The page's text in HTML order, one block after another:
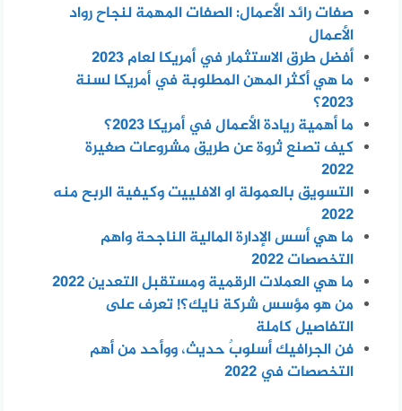
صفات رائد الأعمال: الصفات المهمة لنجاح رواد
الأعمال
أفضل طرق الاستثمار في أمريكا لعام 2023
ما هي أكثر المهن المطلوبة في أمريكا لسنة
2023؟
ما أهمية ريادة الأعمال في أمريكا 2023؟
كيف تصنع ثروة عن طريق مشروعات صغيرة
2022
التسويق بالعمولة او الافلييت وكيفية الربح منه
2022
ما هي أسس الإدارة المالية الناجحة واهم
التخصصات 2022
ما هي العملات الرقمية ومستقبل التعدين 2022
من هو مؤسس شركة نايك؟! تعرف على
التفاصيل كاملة
فن الجرافيك أسلوبٌ حديث، ووأحد من أهم
التخصصات في 2022